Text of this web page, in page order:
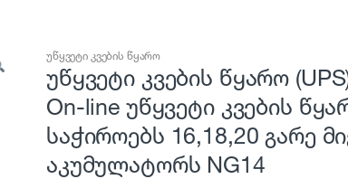
უწყვეტი კვების წყარო
უწყვეტი კვების წყარო
On-line უწყვეტი კვების
საჭიროებს 16,18,20 გარე
აკუმულატორს NG14